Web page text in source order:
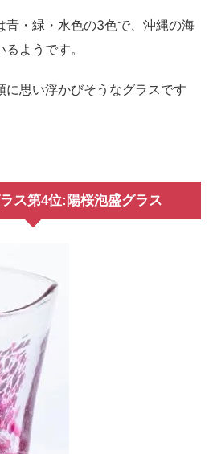
青・緑・水色の3色で、沖縄の海
ようです。
に思い浮かびそうなグラスです
ス第4位:陽桜泡盛グラス